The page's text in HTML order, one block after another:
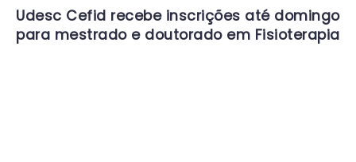
Udesc Cefid recebe inscrições até domingo
para mestrado e doutorado em Fisioterapia